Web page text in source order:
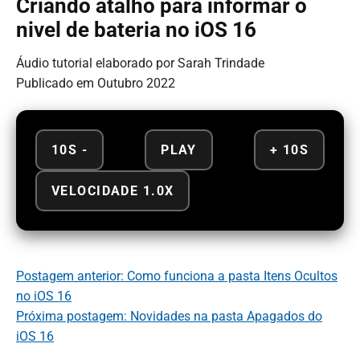
Criando atalho para informar o
nivel de bateria no iOS 16
Áudio tutorial elaborado por Sarah Trindade
Publicado em Outubro 2022
10S - PLAY + 10S
VELOCIDADE 1.0X
Postagem anterior: Como funciona a pasta Itens Ocultos
no iOS 16
Próxima postagem: Novidades na pasta Apagados do
iOS 16